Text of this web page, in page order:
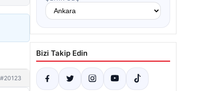
#20123
Bizi Takip Edin